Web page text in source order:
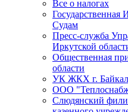
Все о налогах
Судам
Пресс-служба
Иркутской
Общественная
области
УК ЖКХ г.
ООО
Слюдянский